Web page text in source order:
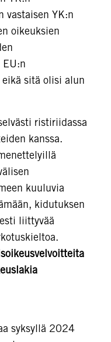
vastaisen YK:n
oikeuksien
EU:n
sitä olisi alun
ristiriidassa
kanssa.
kuuluvia
kidutuksen
liittyvää
syksyllä 2024